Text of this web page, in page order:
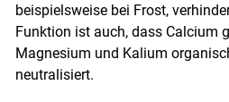
beispielsweise bei Frost,
Funktion ist auch, dass Calcium
Magnesium und Kalium
neutralisiert.